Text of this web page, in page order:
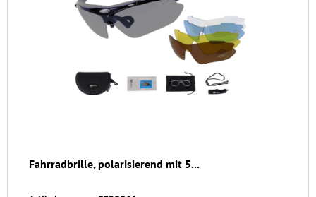
Fahrradbrille, polarisierend mit 5...